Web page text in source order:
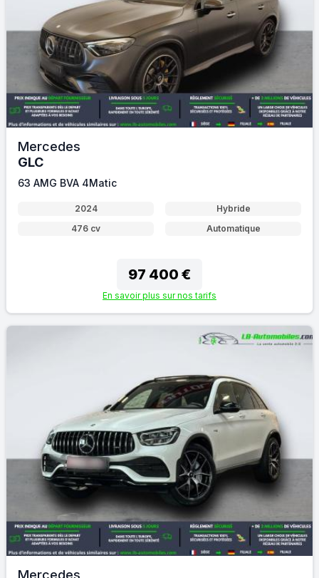
Mercedes
GLC
63 AMG BVA 4Matic
2024
Hybride
476 cv
Automatique
97 400 €
En savoir plus sur nos tarifs
Mercedes